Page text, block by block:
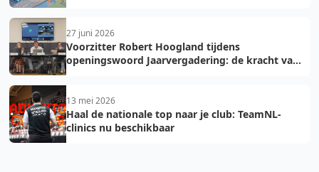
27 juni 2026
Voorzitter Robert Hoogland tijdens
openingswoord Jaarvergadering: de kracht van
13 mei 2026
Haal de nationale top naar je club: TeamNL-
clinics nu beschikbaar